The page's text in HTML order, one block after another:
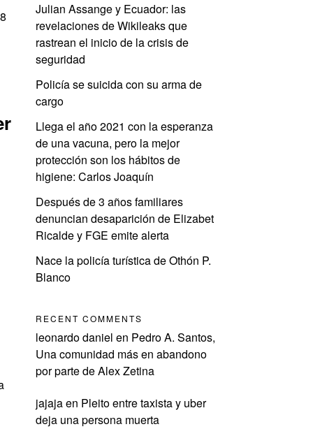
Julian Assange y Ecuador: las
revelaciones de Wikileaks que
rastrean el inicio de la crisis de
seguridad
Policía se suicida con su arma de
cargo
Llega el año 2021 con la esperanza
de una vacuna, pero la mejor
protección son los hábitos de
higiene: Carlos Joaquín
Después de 3 años familiares
denuncian desaparición de Elizabet
Ricalde y FGE emite alerta
Nace la policía turística de Othón P.
Blanco
RECENT COMMENTS
leonardo daniel en Pedro A. Santos,
Una comunidad más en abandono
por parte de Alex Zetina
jajajaen Pleito entre taxista y uber
deja una persona muerta